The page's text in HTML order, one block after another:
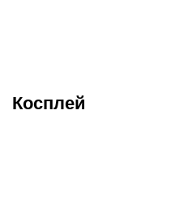
Косплей